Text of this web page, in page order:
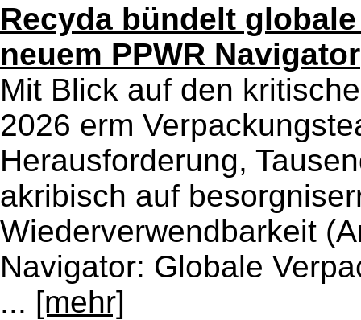
Recyda bündelt
neuem PPWR Navigator
Mit Blick auf den
2026 erm
Herausforderung,
akribisch auf
Wiederverwendbarkeit
Navigator: Globale
... [mehr]